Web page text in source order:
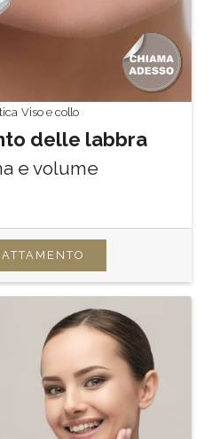
Viso e collo
delle labbra
e volume